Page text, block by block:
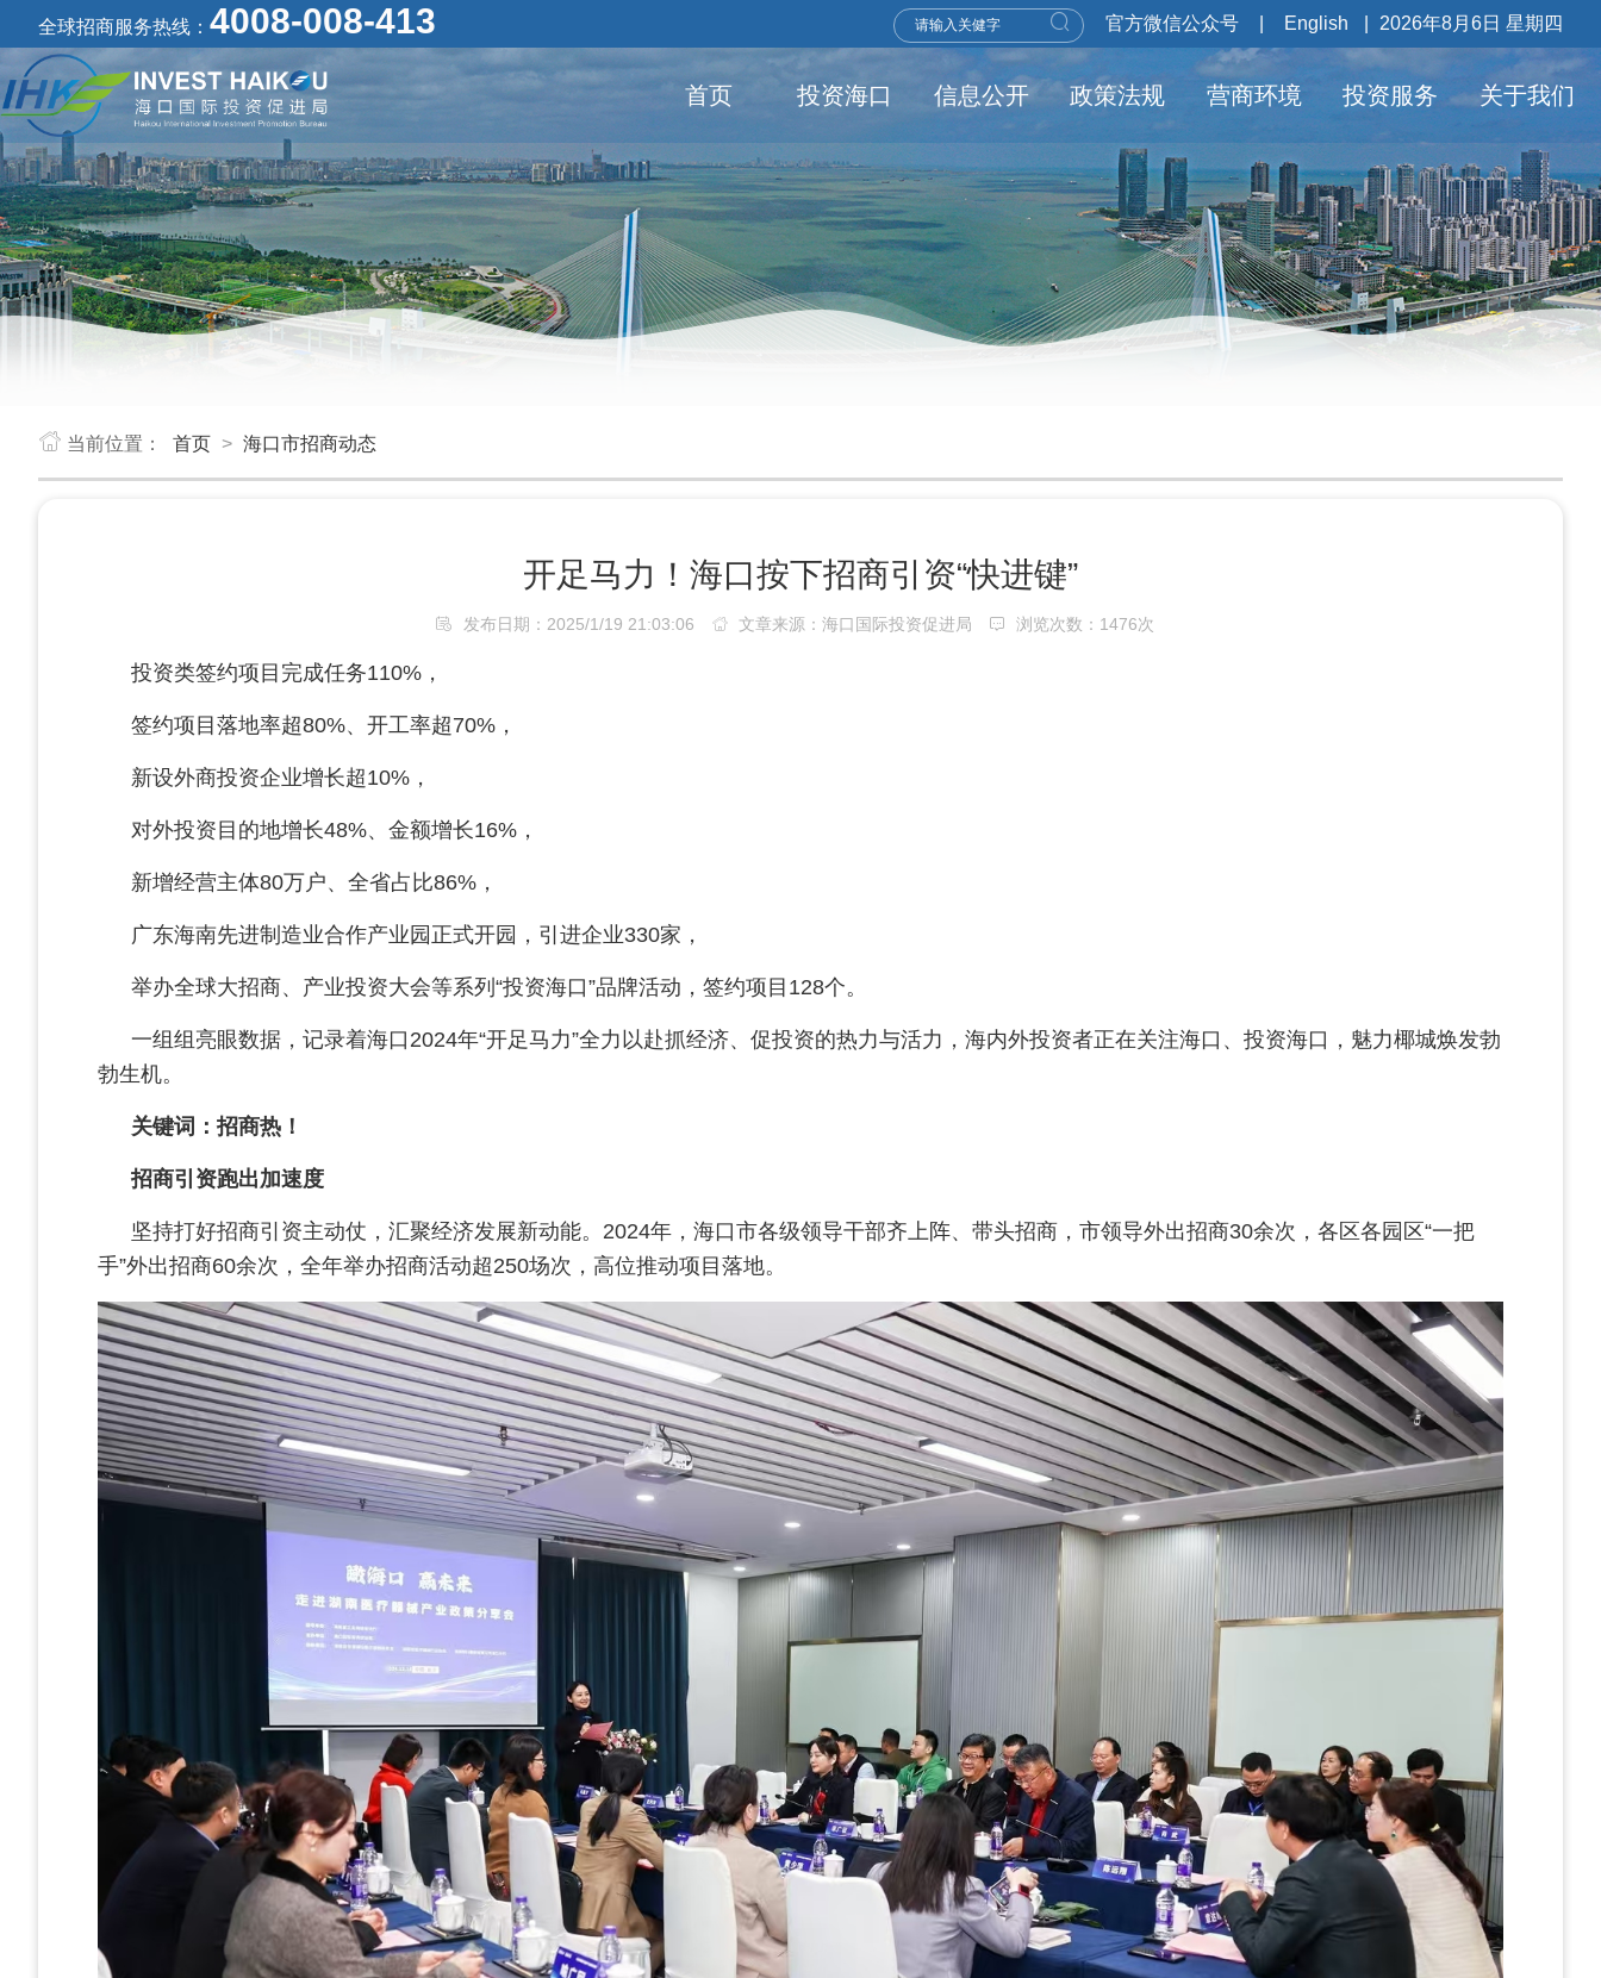
全球招商服务热线： 4008-008-413 官方微信公众号 English 2026年8月6日 星期四
首页 投资海口 信息公开 政策法规 营商环境 投资服务 关于我们
当前位置： 首页 > 海口市招商动态
开足马力！海口按下招商引资“快进键”
发布日期：2025/1/19 21:03:06 文章来源：海口国际投资促进局 浏览次数： 1476次
投资类签约项目完成任务110%，
签约项目落地率超80%、开工率超70%，
新设外商投资企业增长超10%，
对外投资目的地增长48%、金额增长16%，
新增经营主体80万户、全省占比86%，
广东海南先进制造业合作产业园正式开园，引进企业330家，
举办全球大招商、产业投资大会等系列“投资海口”品牌活动，签约项目128个。
一组组亮眼数据，记录着海口2024年“开足马力”全力以赴抓经济、促投资的热力与活力，海内外投资者正在关注海口、投资海口，魅力椰城焕发勃
勃生机。
关键词：招商热！
招商引资跑出加速度
坚持打好招商引资主动仗，汇聚经济发展新动能。2024年，海口市各级领导干部齐上阵、带头招商，市领导外出招商30余次，各区各园区“一把
手”外出招商60余次，全年举办招商活动超250场次，高位推动项目落地。